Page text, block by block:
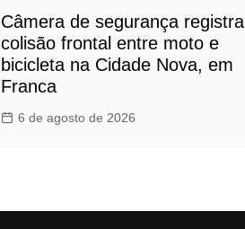
Câmera de segurança registra
colisão frontal entre moto e
bicicleta na Cidade Nova, em
Franca
6 de agosto de 2026